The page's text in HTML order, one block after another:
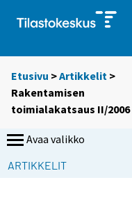
Etusivu >Artikkelit >
Rakentamisen
toimialakatsaus II/2006
Avaa valikko
ARTIKKELIT